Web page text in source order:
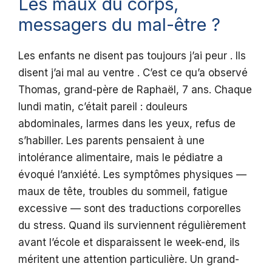
messagers du mal-être ?
Les enfants ne disent pas toujours j’ai peur . Ils
disent j’ai mal au ventre . C’est ce qu’a observé
Thomas, grand-père de Raphaël, 7 ans. Chaque
lundi matin, c’était pareil : douleurs
abdominales, larmes dans les yeux, refus de
s’habiller. Les parents pensaient à une
intolérance alimentaire, mais le pédiatre a
évoqué l’anxiété. Les symptômes physiques —
maux de tête, troubles du sommeil, fatigue
excessive — sont des traductions corporelles
du stress. Quand ils surviennent régulièrement
avant l’école et disparaissent le week-end, ils
méritent une attention particulière. Un grand-